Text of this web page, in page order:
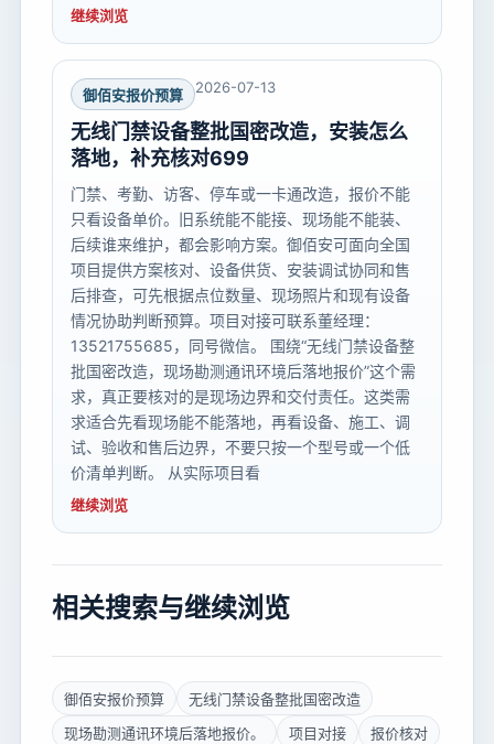
继续浏览
御佰安报价预算 2026-07-13
无线门禁设备整批国密改造，安装怎么
落地，补充核对699
门禁、考勤、访客、停车或一卡通改造，报价不能
只看设备单价。旧系统能不能接、现场能不能装、
后续谁来维护，都会影响方案。御佰安可面向全国
项目提供方案核对、设备供货、安装调试协同和售
后排查，可先根据点位数量、现场照片和现有设备
情况协助判断预算。项目对接可联系董经理：
13521755685，同号微信。 围绕“无线门禁设备整
批国密改造，现场勘测通讯环境后落地报价”这个需
求，真正要核对的是现场边界和交付责任。这类需
求适合先看现场能不能落地，再看设备、施工、调
试、验收和售后边界，不要只按一个型号或一个低
价清单判断。 从实际项目看
继续浏览
相关搜索与继续浏览
御佰安报价预算
无线门禁设备整批国密改造
现场勘测通讯环境后落地报价。
项目对接
报价核对